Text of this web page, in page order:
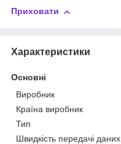
Приховати
Характеристики
Основні
Виробник
Країна виробник
Тип
Швидкість передачі даних